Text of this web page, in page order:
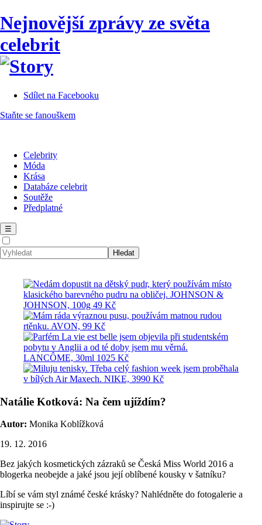
Nejnovější zprávy ze světa
celebrit
Sdílet na Facebooku
Staňte se fanouškem
Celebrity
Móda
Krása
Databáze celebrit
Soutěže
Předplatné
☰
Natálie Kotková: Na čem ujíždím?
Autor: Monika Koblížková
19. 12. 2016
Bez jakých kosmetických zázraků se Česká Miss World 2016 a
blogerka neobejde a jaké jsou její oblíbené kousky v šatníku?
Líbí se vám styl známé české krásky? Nahlédněte do fotogalerie a
inspirujte se :-)